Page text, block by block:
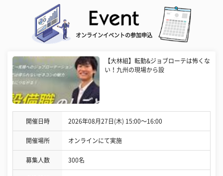
オンラインイベントの参加申込
【大林組】転勤&ジョブローテは怖くな
い！九州の現場から設
開催日時 2026年08月27日(木) 15:00〜16:00
開催場所 オンラインにて実施
募集人数 300名